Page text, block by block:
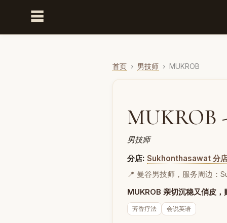
☰
首页 › 男技师 › MUKROB
MUKROB
男技师
分店: Sukhonthasawat 分
📍 曼谷男技师，服务周边：
MUKROB 亲切沉稳又俏皮
芳香疗法 会说英语